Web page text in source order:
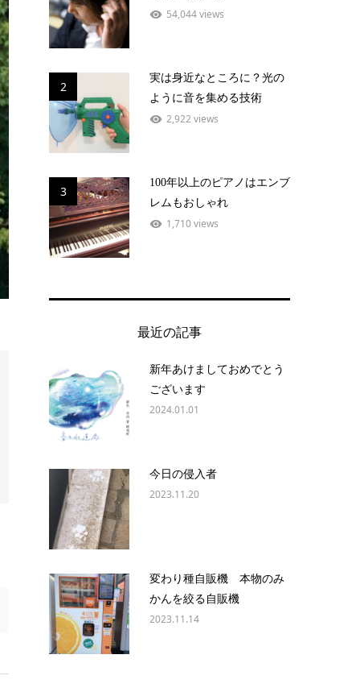
54,044 views
2
実は身近なところに？光の
ように音を集める技術
2,922 views
3
100年以上のピアノはエンブ
レムもおしゃれ
1,710 views
最近の記事
新年あけましておめでとう
ございます
2024.01.01
今日の侵入者
2023.11.20
変わり種自販機 本物のみ
かんを絞る自販機
2023.11.14